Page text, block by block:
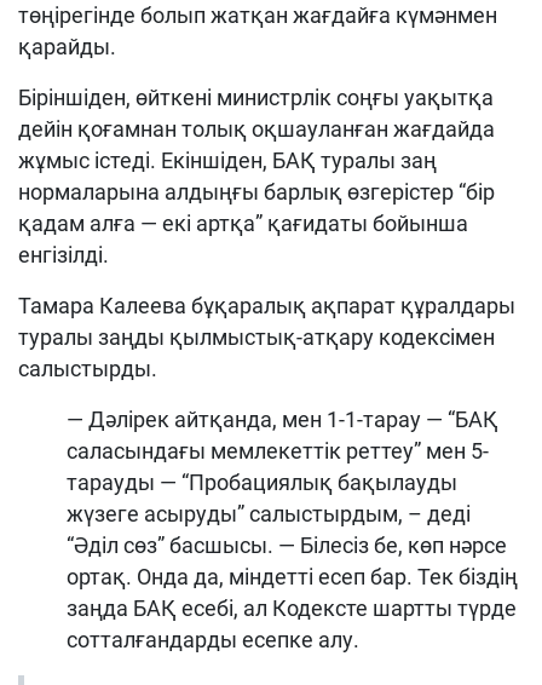
төңірегінде болып жатқан жағдайға күмәнмен
қарайды.
Біріншіден, өйткені министрлік соңғы уақытқа
дейін қоғамнан толық оқшауланған жағдайда
жұмыс істеді. Екіншіден, БАҚ туралы заң
нормаларына алдыңғы барлық өзгерістер “бір
қадам алға — екі артқа” қағидаты бойынша
енгізілді.
Тамара Калеева бұқаралық ақпарат құралдары
туралы заңды қылмыстық-атқару кодексімен
салыстырды.
— Дәлірек айтқанда, мен 1-1-тарау — “БАҚ
саласындағы мемлекеттік реттеу” мен 5-
тарауды — “Пробациялық бақылауды
жүзеге асыруды” салыстырдым, – деді
“Әділ сөз” басшысы. — Білесіз бе, көп нәрсе
ортақ. Онда да, міндетті есеп бар. Тек біздің
заңда БАҚ есебі, ал Кодексте шартты түрде
сотталғандарды есепке алу.